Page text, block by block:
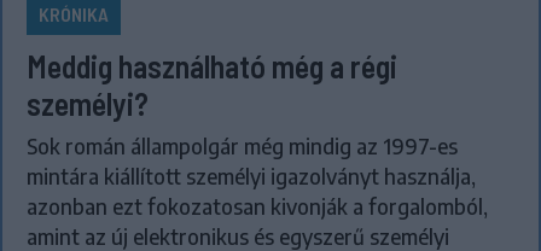
KRÓNIKA
Meddig használható még a régi
személyi?
Sok román állampolgár még mindig az 1997-es
mintára kiállított személyi igazolványt használja,
azonban ezt fokozatosan kivonják a forgalomból,
amint az új elektronikus és egyszerű személyi